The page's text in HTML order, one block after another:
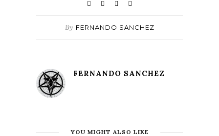
By FERNANDO SANCHEZ
FERNANDO SANCHEZ
YOU MIGHT ALSO LIKE